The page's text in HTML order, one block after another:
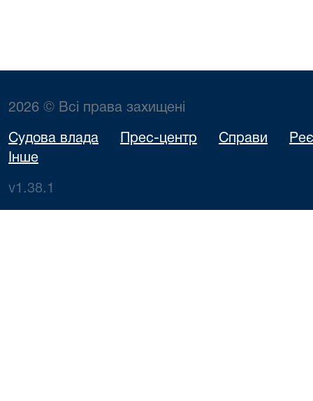
2026 © Всі права захищені
Судова влада Прес-центр Справи
Інше
v1.38.1